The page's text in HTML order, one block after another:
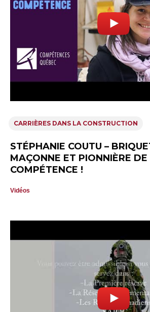
CARRIÈRES DANS LA CONSTRUCTION
STÉPHANIE COUTU –
MAÇONNE ET PIONNIÈRE
COMPÉTENCE !
Vidéos